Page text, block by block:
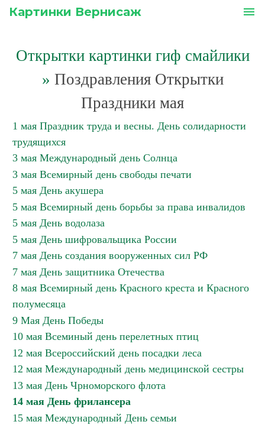
Картинки Вернисаж menu
Открытки картинки гиф смайлики
» Поздравления Открытки
Праздники мая
1 мая Праздник труда и весны. День солидарности
трудящихся
3 мая Международный день Солнца
3 мая Всемирный день свободы печати
5 мая День акушера
5 мая Всемирный день борьбы за права инвалидов
5 мая День водолаза
5 мая День шифровальщика России
7 мая День создания вооруженных сил РФ
7 мая День защитника Отечества
8 мая Всемирный день Красного креста и Красного
полумесяца
9 Мая День Победы
10 мая Всеминый день перелетных птиц
12 мая Всероссийский день посадки леса
12 мая Международный день медицинской сестры
13 мая День Чрноморского флота
14 мая День фрилансера
15 мая Международный День семьи